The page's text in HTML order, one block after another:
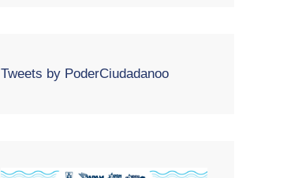
Tweets by PoderCiudadanoo